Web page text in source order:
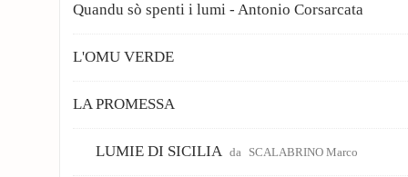
Quandu sò spenti i lumi - Antonio Corsarcata
L'OMU VERDE
LA PROMESSA
LUMIE DI SICILIA da SCALABRINO Marco